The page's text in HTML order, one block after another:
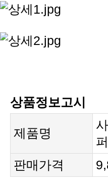
상품정보고시
제품명
판매가격